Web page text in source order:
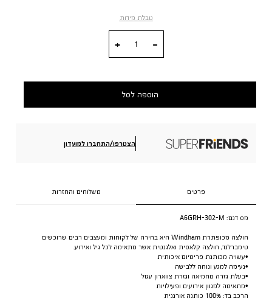
טבלת מידות
הוספה לסל
הצטרפו/התחברו למועדון
פרטים משלוחים והחזרות
מס דגם: A6GRH-302-M
חולצה מכופתרת Windham היא בחירה של לקוחות ומעצבים רבים שרוכשים
טימברלנד, חולצה קלאסית ואלגנטית אשר מתאימה לכל גיל ואירוע.
•עשויה מכותנת פרימיום איכותית
•נעימה למגע ונוחה ללבישה
•בעלת גזרה מחמיאה וגזרת צווארון עגול
•מתאימה למגוון אירועים ופעילויות
הרכב בד: 100% כותנה אורגנית